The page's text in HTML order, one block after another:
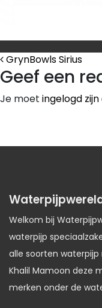
Bericht
GrynBowls Sirius
Geef een
Je moet ingelogd
Welkom bij
waterpijp
alle soorten
Khalil Mamoon deze
merken onder de